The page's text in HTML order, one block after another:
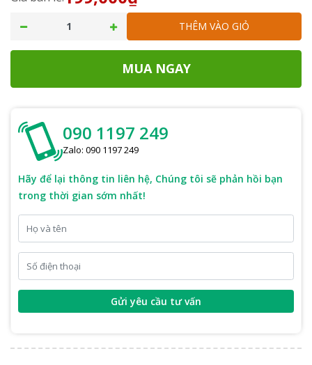
THÊM VÀO GIỎ
MUA NGAY
090 1197 249
Zalo: 090 1197 249
Hãy để lại thông tin liên hệ, Chúng tôi sẽ phản hồi bạn
trong thời gian sớm nhất!
Gửi yêu cầu tư vấn